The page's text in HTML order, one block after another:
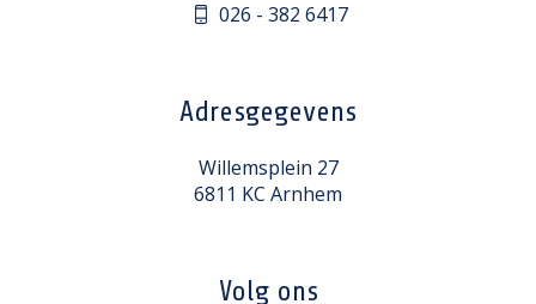
026 - 382 6417
Adresgegevens
Willemsplein 27
6811 KC Arnhem
Volg ons